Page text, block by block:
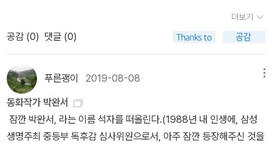
사람은 가고 작품은 오래도록 남아 아직도 읽혀지고 대대로 읽혀지겠
지만 연세가 지긋하신 작가에겐 더할 수 없는 그리움이리라.작가의
책들을 다 읽어본 것은 아니다. 이제서 시작이듯 몇 권 읽어 보았지만
일생동안 풀어낸 글이 지금도 쉼없이 나오고 있다는 것이 놀랍고 누
구보다 부지런하게 마당을 가꾸시고 주위를 둘러 보시고 흐트러짐 없
이 강단진 모습을 이렇게 책으로 보여주심이 더 없이 감사하다. 나이
가 들 수록 글과 말을 아끼기 보다는 좀더 퍼내어 남겨 주심이 감사하
다. 좀 더 시간을 가지고 읽지 못한 작가의 책을 읽어볼 기회를 가져야
는 길 위에 있다고 말해줍니다.이 책을 추천합니다!인생의 선택 앞에
한 위로가 필요한 에세이를 찾는 분『못 가본 길이 더 아름답다』는 정
답을 알려주지 않습니다.대신, 지금의 삶을 다시 바라볼 수 있는 시선
을 건넵니다.어쩌면 우리는 이미 충분히 잘 살아오고 있는지도 모르
겠습니다.조금은 천천히, 조금은 덜 완벽하게 살아가도 괜찮지 않을
더보기
공감 (0) 댓글 (0)
푸른괭이 2019-08-08
동화작가 박완서
잠깐 박완서, 라는 이름 석자를 떠올린다.(1988년 내 인생에, 삼성
생명주최 중등부 독후감 심사위원으로서, 아주 잠깐 등장해주신 것을